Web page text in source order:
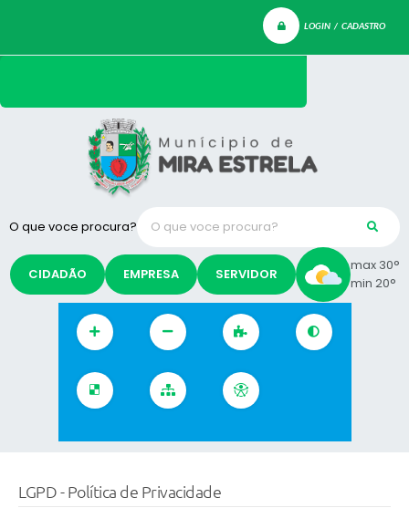
LOGIN / CADASTRO
O que voce procura?
CIDADÃO EMPRESA SERVIDOR
max 30°
min 20°
LGPD - Política de Privacidade